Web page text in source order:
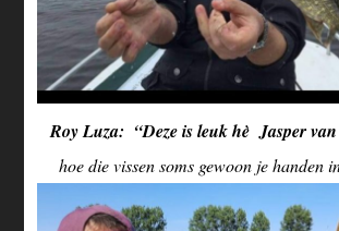
Roy Luza: “Deze is leuk hè Jasper
hoe die vissen soms gewoon je handen